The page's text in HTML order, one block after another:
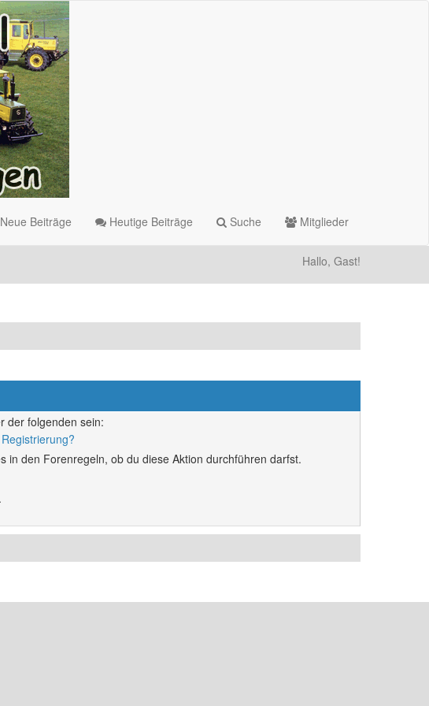
Neue Beiträge Heutige Beiträge Suche Mitglieder
Hallo, Gast!
der folgenden sein:
Registrierung?
in den Forenregeln, ob du diese Aktion durchführen darfst.